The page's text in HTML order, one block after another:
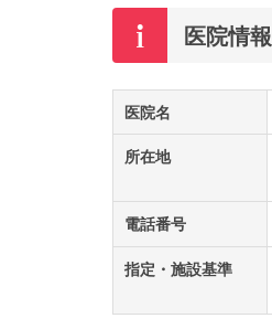
医院情報
医院名
所在地
電話番号
指定・施設基準